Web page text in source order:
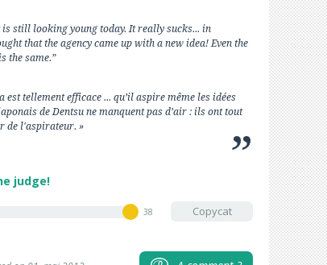
is still looking young today. It really sucks... in
that the agency came up with a new idea! Even the
the same.”
est tellement efficace ... qu’il aspire même les idées
de Dentsu ne manquent pas d’air : ils ont tout
de l'aspirateur. »
judge!
38 Copycat